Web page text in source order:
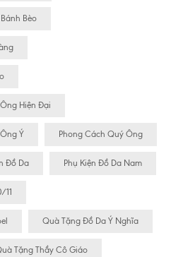
Bèo
Hiện Đại
Ý Phong Cách Quý Ông
Đồ Da Phụ Kiện Đồ Da Nam
11
Quà Tặng Đồ Da Ý Nghĩa
Tặng Thầy Cô Giáo